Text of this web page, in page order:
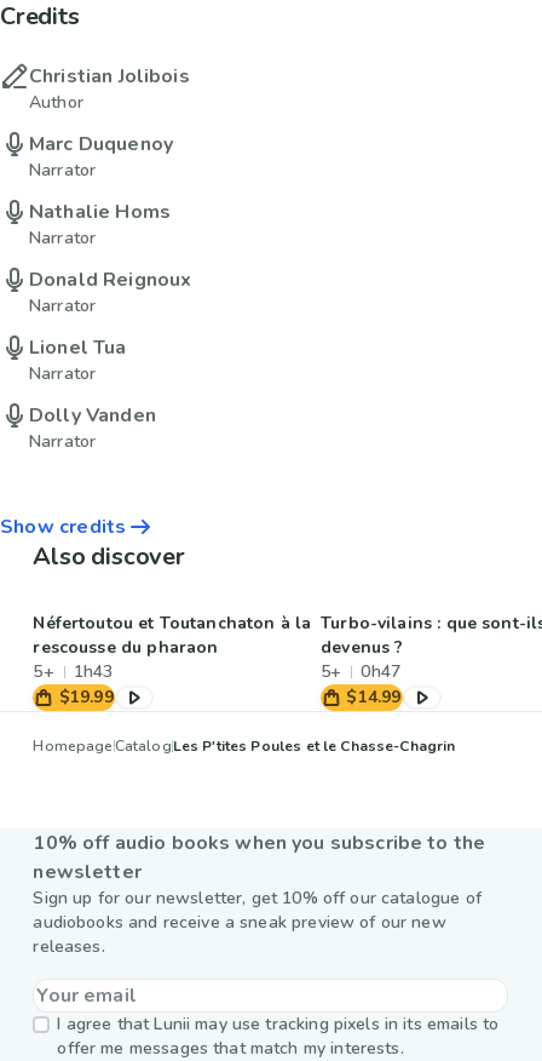
Credits
Christian Jolibois
Author
Marc Duquenoy
Narrator
Nathalie Homs
Narrator
Donald Reignoux
Narrator
Lionel Tua
Narrator
Dolly Vanden
Narrator
Show credits
Also discover
Néfertoutou et Toutanchaton à la
rescousse du pharaon
5+
1h43
$19.99
Turbo-vilains : que sont-
devenus ?
5+
0h47
$14.99
HomepageCatalogLes P'tites Poules et le Chasse-Chagrin
10% off audio books when you subscribe to the
newsletter
Sign up for our newsletter, get 10% off our catalogue of
audiobooks and receive a sneak preview of our new
releases.
I agree that Lunii may use tracking pixels in its emails to
offer me messages that match my interests.